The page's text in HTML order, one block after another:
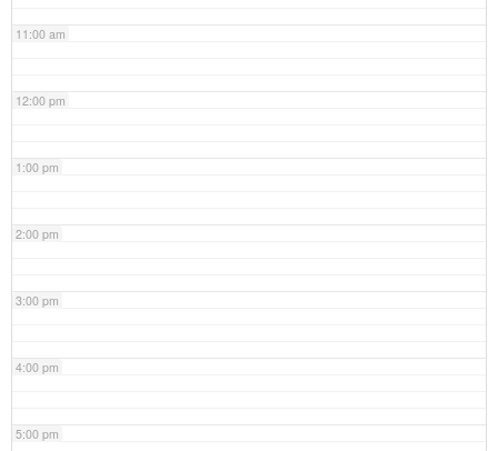
11:00 am
12:00 pm
1:00 pm
2:00 pm
3:00 pm
4:00 pm
5:00 pm